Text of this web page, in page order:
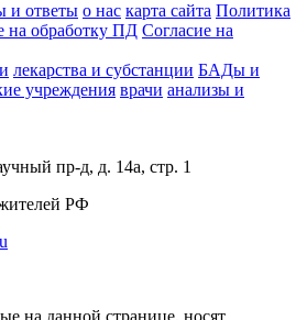
и ответы о нас карта сайта Политика
на обработку ПД Согласие на
лекарства и субстанции БАДы и
учреждения врачи анализы и
пр-д, д. 14а, стр. 1
РФ
на данной странице, носят